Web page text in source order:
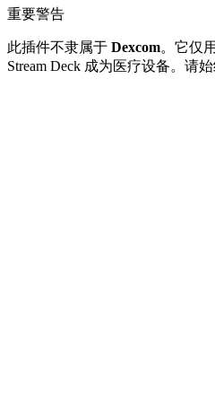
重要警告
此插件不隶属于 Dexcom。它仅
Stream Deck 成为医疗设备。请